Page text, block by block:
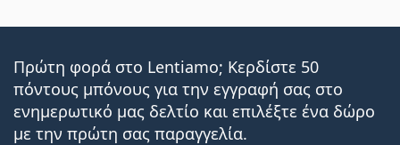
Πρώτη φορά στο Lentiamo; Κερδίστε 50
πόντους μπόνους για την εγγραφή σας στο
ενημερωτικό μας δελτίο και επιλέξτε ένα δώρο
με την πρώτη σας παραγγελία.